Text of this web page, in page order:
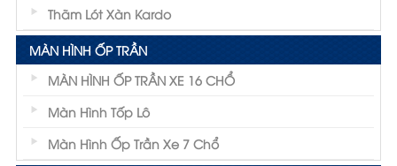
Thãm Lót Xàn Kardo
MÀN HÌNH ỐP TRẦN
MÀN HÌNH ỐP TRẦN XE 16 CHỔ
Màn Hình Tốp Lô
Màn Hình Ốp Trần Xe 7 Chổ